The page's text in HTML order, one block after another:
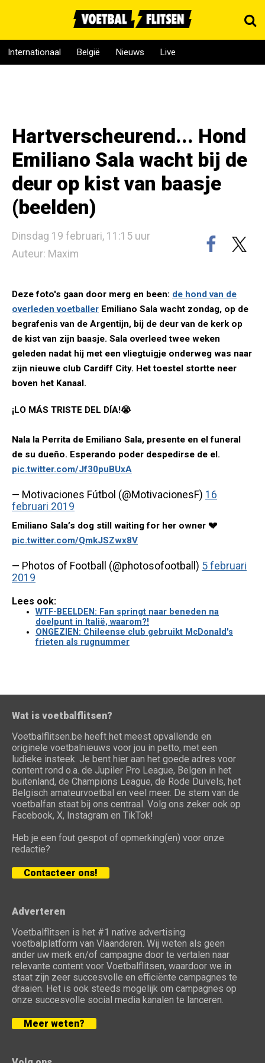
Internationaal België Nieuws Live
Hartverscheurend... Hond
Emiliano Sala wacht bij de
deur op kist van baasje
(beelden)
Dinsdag 19 februari, 11:15 uur
Auteur: Maxim
Deze foto's gaan door merg en been: de hond van de
overleden voetballer Emiliano Sala wacht zondag, op de
begrafenis van de Argentijn, bij de deur van de kerk op
de kist van zijn baasje. Sala overleed twee weken
geleden nadat hij met een vliegtuigje onderweg was naar
zijn nieuwe club Cardiff City. Het toestel stortte neer
boven het Kanaal.
¡LO MÁS TRISTE DEL DÍA!😭
Nala la Perrita de Emiliano Sala, presente en el funeral
de su dueño. Esperando poder despedirse de el.
pic.twitter.com/Jf30puBUxA
— Motivaciones Fútbol (@MotivacionesF) 16
februari 2019
Emiliano Sala’s dog still waiting for her owner 💔
pic.twitter.com/QmkJSZwx8V
— Photos of Football (@photosofootball) 5 februari
2019
Lees ook:
WTF-BEELDEN: Fan springt naar beneden na
doelpunt in Italië, waarom?!
ONGEZIEN: Chileense club gebruikt McDonald's
frieten als rugnummer
Wat is voetbalflitsen?
Voetbalflitsen.be heeft het meest opvallende en
originele voetbalnieuws voor jou in petto, met een
ludieke insteek. Je bent hier aan het goede adres voor
content rond o.a. de Jupiler Pro League, Belgen in het
buitenland, de Champions League, de Rode Duivels, het
Belgisch amateurvoetbal en veel meer. De stem van de
voetbalfan staat bij ons centraal. Volg ons zeker ook op
Facebook, X, Instagram en TikTok!
Heb je een fout gespot of opmerking(en) voor onze
redactie?
Contacteer ons!
Adverteren
Voetbalflitsen is het #1 native advertising
voetbalplatform van Vlaanderen. Wij weten als geen
ander uw merk en/of campagne door te vertalen naar
relevante content voor Voetbalflitsen, waardoor we in
staat zijn zeer succesvolle en efficiënte campagnes te
draaien. Het is ook steeds mogelijk om campagnes op
onze succesvolle social media kanalen te lanceren.
Meer weten?